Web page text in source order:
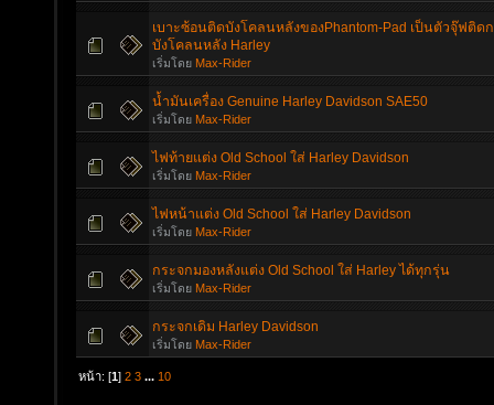
เบาะซ้อนติดบังโคลนหลังของPhantom-Pad เป็นตัวจุ๊ฟติด
บังโคลนหลัง Harley
เริ่มโดย Max-Rider
น้ำมันเครื่อง Genuine Harley Davidson SAE50
เริ่มโดย Max-Rider
ไฟท้ายแต่ง Old School ใส่ Harley Davidson
เริ่มโดย Max-Rider
ไฟหน้าแต่ง Old School ใส่ Harley Davidson
เริ่มโดย Max-Rider
กระจกมองหลังแต่ง Old School ใส่ Harley ได้ทุกรุ่น
เริ่มโดย Max-Rider
กระจกเดิม Harley Davidson
เริ่มโดย Max-Rider
หน้า: [1]2 3 ... 10